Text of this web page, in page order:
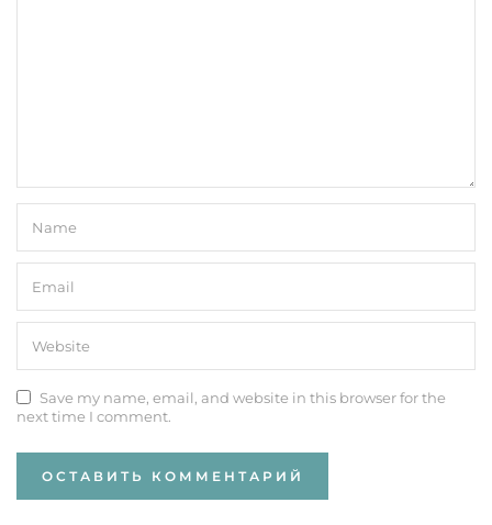
Save my name, email, and website in this browser for the
next time I comment.